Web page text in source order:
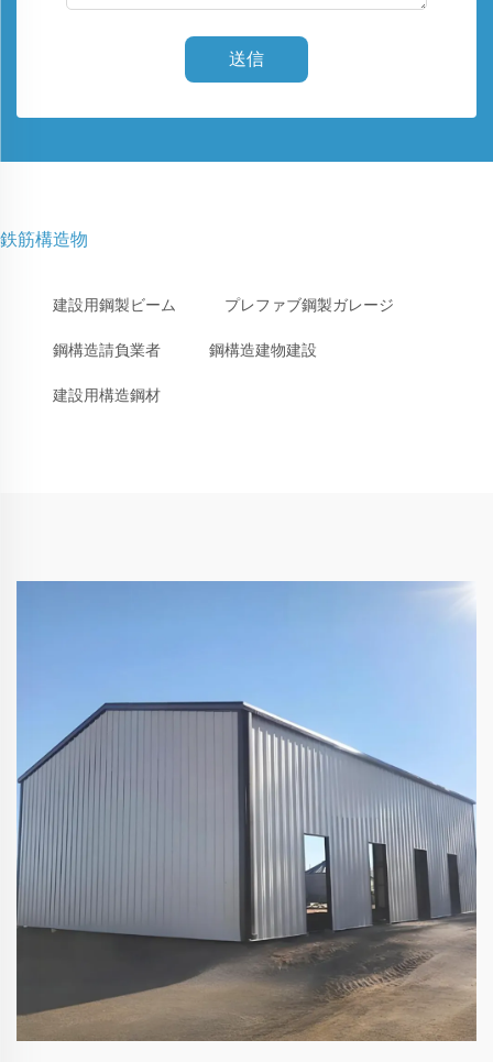
送信
鉄筋構造物
建設用鋼製ビーム プレファブ鋼製ガレージ
鋼構造請負業者 鋼構造建物建設
建設用構造鋼材